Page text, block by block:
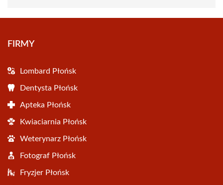
FIRMY
Lombard Płońsk
Dentysta Płońsk
Apteka Płońsk
Kwiaciarnia Płońsk
Weterynarz Płońsk
Fotograf Płońsk
Fryzjer Płońsk